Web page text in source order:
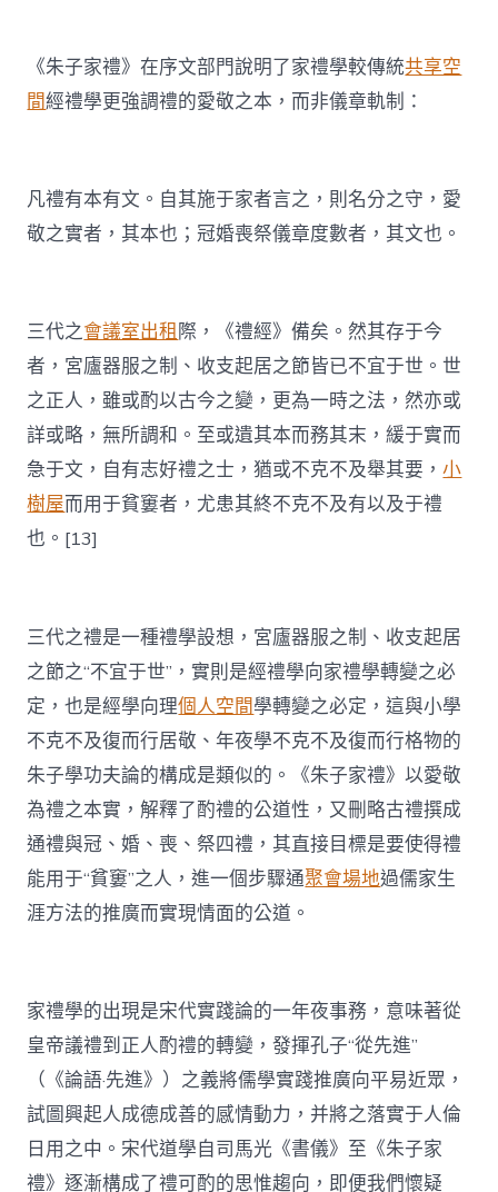
《朱子家禮》在序文部門說明了家禮學較傳統共享空
間經禮學更強調禮的愛敬之本，而非儀章軌制：
凡禮有本有文。自其施于家者言之，則名分之守，愛
敬之實者，其本也；冠婚喪祭儀章度數者，其文也。
三代之會議室出租際，《禮經》備矣。然其存于今
者，宮廬器服之制、收支起居之節皆已不宜于世。世
之正人，雖或酌以古今之變，更為一時之法，然亦或
詳或略，無所調和。至或遺其本而務其末，緩于實而
急于文，自有志好禮之士，猶或不克不及舉其要，小
樹屋而用于貧窶者，尤患其終不克不及有以及于禮
也。[13]
三代之禮是一種禮學設想，宮廬器服之制、收支起居
之節之“不宜于世”，實則是經禮學向家禮學轉變之必
定，也是經學向理個人空間學轉變之必定，這與小學
不克不及復而行居敬、年夜學不克不及復而行格物的
朱子學功夫論的構成是類似的。《朱子家禮》以愛敬
為禮之本實，解釋了酌禮的公道性，又刪略古禮撰成
通禮與冠、婚、喪、祭四禮，其直接目標是要使得禮
能用于“貧窶”之人，進一個步驟通聚會場地過儒家生
涯方法的推廣而實現情面的公道。
家禮學的出現是宋代實踐論的一年夜事務，意味著從
皇帝議禮到正人酌禮的轉變，發揮孔子“從先進”
（《論語·先進》）之義將儒學實踐推廣向平易近眾，
試圖興起人成德成善的感情動力，并將之落實于人倫
日用之中。宋代道學自司馬光《書儀》至《朱子家
禮》逐漸構成了禮可酌的思惟趨向，即便我們懷疑